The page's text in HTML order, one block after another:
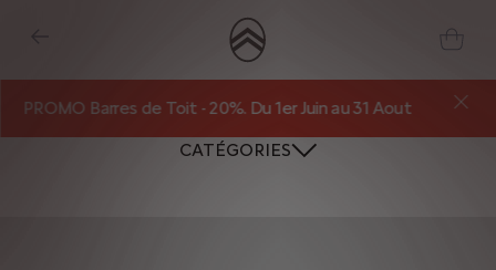
PROMO Barres de Toit - 20%. Du 1er Juin au 31 Aout
CATÉGORIES